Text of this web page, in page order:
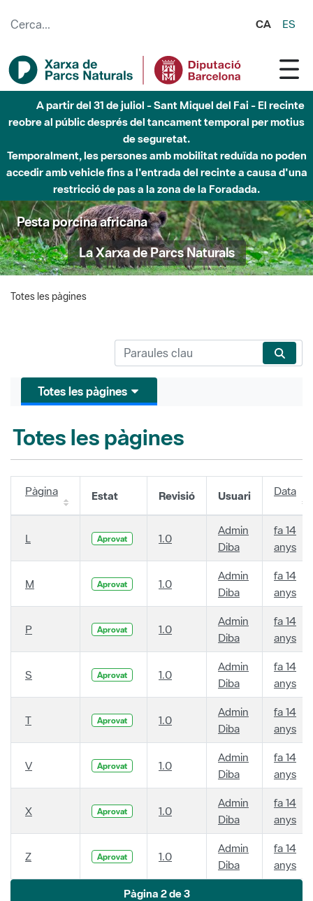
CA ES
A partir del 31 de juliol - Sant Miquel del Fai - El recinte
reobre al públic després del tancament temporal per motius
de seguretat.
Temporalment, les persones amb mobilitat reduïda no poden
accedir amb vehicle fins a l'entrada del recinte a causa d'una
restricció de pas a la zona de la Foradada.
Pesta porcina africana
La Xarxa de Parcs Naturals
Totes les pàgines
Totes les pàgines
Totes les pàgines
Pàgina Estat Revisió Usuari Data
L Aprovat 1.0
Admin
Diba
fa 14
anys
M Aprovat 1.0
Admin
Diba
fa 14
anys
P Aprovat 1.0
Admin
Diba
fa 14
anys
S Aprovat 1.0
Admin
Diba
fa 14
anys
T Aprovat 1.0
Admin
Diba
fa 14
anys
V Aprovat 1.0
Admin
Diba
fa 14
anys
X Aprovat 1.0
Admin
Diba
fa 14
anys
Z Aprovat 1.0
Admin
Diba
fa 14
anys
Pàgina 2 de 3